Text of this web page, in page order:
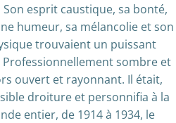
esprit caustique, sa bonté,
humeur, sa mélancolie et son
trouvaient un puissant
Professionnellement sombre et
ouvert et rayonnant. Il était,
droiture et personnifia à la
entier, de 1914 à 1934, le